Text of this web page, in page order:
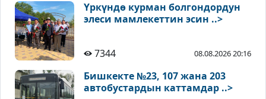
Үркүндө курман болгондордун
элеси мамлекеттин эсин ..>
7344 08.08.2026 20:16
Бишкекте №23, 107 жана 203
автобустардын каттамдар ..>